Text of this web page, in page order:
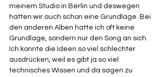
meinem Studio in Berlin und deswegen
hatten wir auch schon eine Grundlage. Bei
den anderen Alben hatte ich oft keine
Grundlage, sondern nur den Song an sich.
Ich konnte die Ideen so viel schlechter
ausdrücken, weil es gibt ja so viel
technisches Wissen und da sagen zu